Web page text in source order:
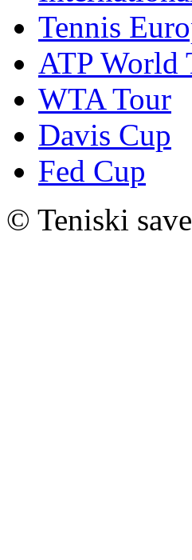
Tennis
ATP World
WTA Tour
Davis Cup
Fed Cup
© Teniski